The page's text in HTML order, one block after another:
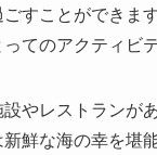
すことができ
てのアクティビ
やレストラン
鮮な海の幸を